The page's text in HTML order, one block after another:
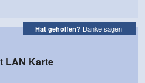
Hat geholfen? Danke sagen!
LAN Karte